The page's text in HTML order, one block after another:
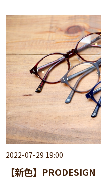
2022-07-29 19:00
【新色】